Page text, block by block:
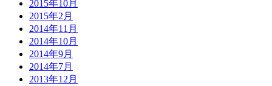
2015年10月
2015年2月
2014年11月
2014年10月
2014年9月
2014年7月
2013年12月